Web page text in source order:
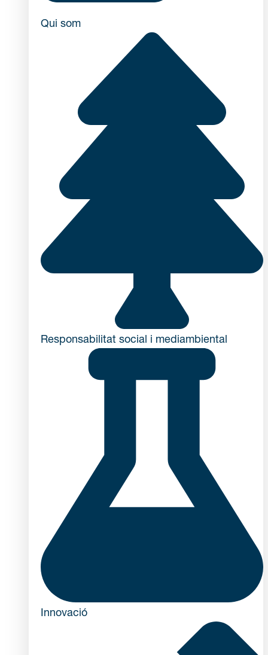
Qui som
Responsabilitat social i mediambiental
Innovació